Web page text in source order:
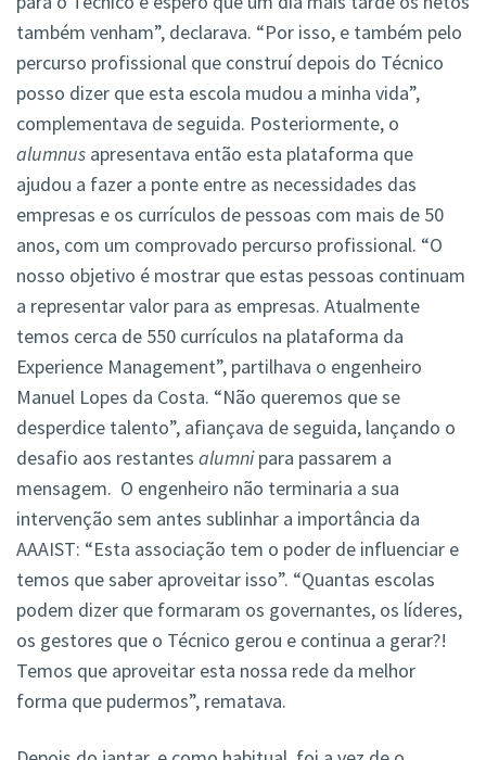
também venham”, declarava. “Por isso, e também pelo
percurso profissional que construí depois do Técnico
posso dizer que esta escola mudou a minha vida”,
complementava de seguida. Posteriormente, o
alumnus apresentava então esta plataforma que
ajudou a fazer a ponte entre as necessidades das
empresas e os currículos de pessoas com mais de 50
anos, com um comprovado percurso profissional. “O
nosso objetivo é mostrar que estas pessoas continuam
a representar valor para as empresas. Atualmente
temos cerca de 550 currículos na plataforma da
Experience Management”, partilhava o engenheiro
Manuel Lopes da Costa. “Não queremos que se
desperdice talento”, afiançava de seguida, lançando o
desafio aos restantes alumnipara passarem a
mensagem. O engenheiro não terminaria a sua
intervenção sem antes sublinhar a importância da
AAAIST: “Esta associação tem o poder de influenciar e
temos que saber aproveitar isso”. “Quantas escolas
podem dizer que formaram os governantes, os líderes,
os gestores que o Técnico gerou e continua a gerar?!
Temos que aproveitar esta nossa rede da melhor
forma que pudermos”, rematava.